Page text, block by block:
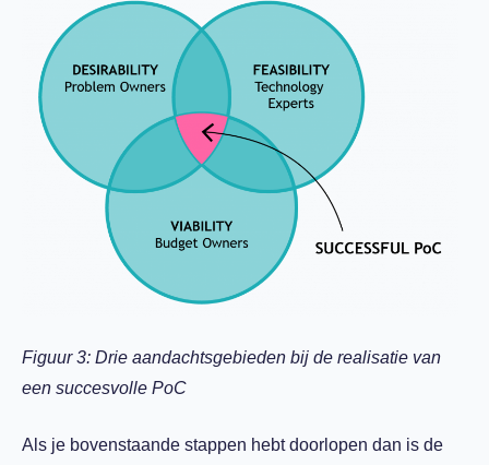
Figuur 3: Drie aandachtsgebieden bij de realisatie van
een succesvolle PoC
Als je bovenstaande stappen hebt doorlopen dan is de